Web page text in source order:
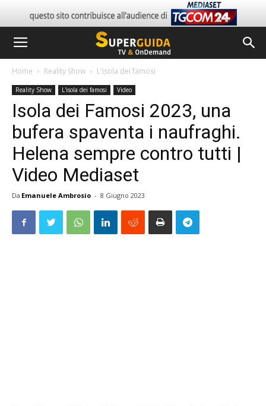
Home Reality Show L'isola dei famosi
Reality Show L'isola dei famosi Video
Isola dei Famosi 2023, una
bufera spaventa i naufraghi.
Helena sempre contro tutti |
Video Mediaset
Da Emanuele Ambrosio - 8 Giugno 2023